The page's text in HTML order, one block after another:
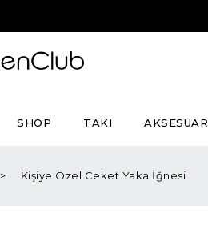
SHOP TAKI AKSESUAR
Kişiye Özel Ceket Yaka İğnesi